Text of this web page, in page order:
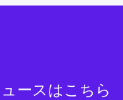
ースはこちら